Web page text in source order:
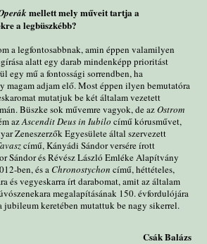
mellett mely műveit tartja a
a legbüszkébb?
a legfontosabbnak, amin éppen valamilyen
alatt egy darab mindenképp prioritást
egy mű a fontossági sorrendben, ha
magam adjam elő. Most éppen ilyen bemutatóra
mutatjuk be két általam vezetett
Büszke sok művemre vagyok, de azOstrom
azAscendit Deus in Iubilo című kórusművet,
Zeneszerzők Egyesülete által szervezett
című, Kányádi Sándor versére írott
Sándor és Révész László Emléke Alapítvány
ben, és aChronostychon című, héttételes,
és vegyeskarra írt darabomat, amit az általam
megalapításának 150. évfordulójára
jubileum keretében mutattuk be nagy sikerrel.
Csák Balázs